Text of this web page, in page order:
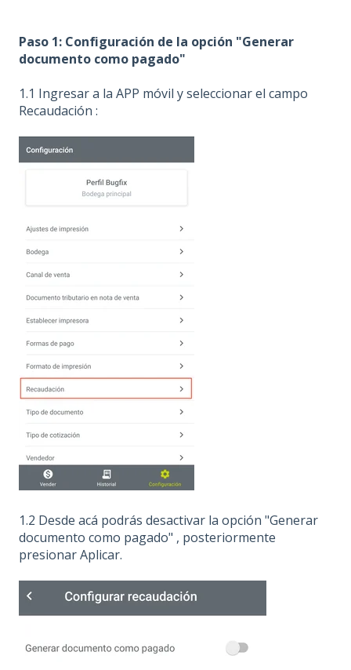
Paso 1: Configuración de la opción "Generar
documento como pagado"
1.1 Ingresar a la APP móvil y seleccionar el campo
Recaudación :
1.2 Desde acá podrás desactivar la opción "Generar
documento como pagado" , posteriormente
presionar Aplicar.